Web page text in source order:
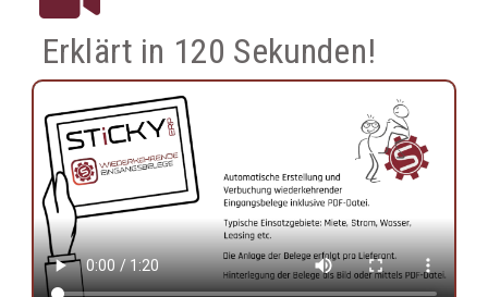
Erklärt in 120 Sekunden!